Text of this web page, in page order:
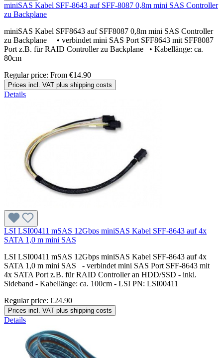
miniSAS Kabel SFF-8643 auf SFF-8087 0,8m mini SAS Controller
zu Backplane
miniSAS Kabel SFF8643 auf SFF8087 0,8m mini SAS Controller
zu Backplane • verbindet mini SAS Port SFF8643 mit SFF8087
Port z.B. für RAID Controller zu Backplane • Kabellänge: ca.
80cm
Regular price: From €14.90
Prices incl. VAT plus shipping costs
Details
LSI LSI00411 mSAS 12Gbps miniSAS Kabel SFF-8643 auf 4x
SATA 1,0 m mini SAS
LSI LSI00411 mSAS 12Gbps miniSAS Kabel SFF-8643 auf 4x
SATA 1,0 m mini SAS - verbindet mini SAS Port SFF-8643 mit
4x SATA Port z.B. für RAID Controller an HDD/SSD - inkl.
Sideband - Kabellänge: ca. 100cm - LSI PN: LSI00411
Regular price: €24.90
Prices incl. VAT plus shipping costs
Details